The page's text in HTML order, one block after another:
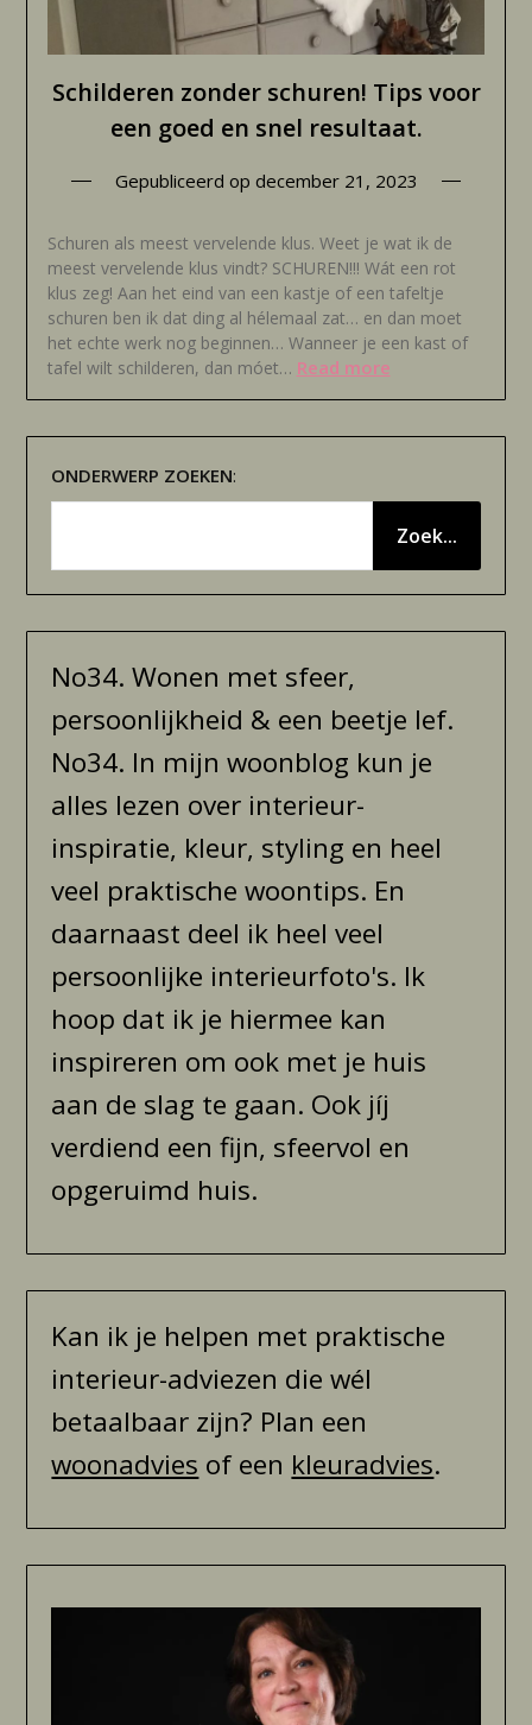
Schilderen zonder schuren! Tips voor
een goed en snel resultaat.
Gepubliceerd op december 21, 2023
Schuren als meest vervelende klus. Weet je wat ik de
meest vervelende klus vindt? SCHUREN!!! Wát een rot
klus zeg! Aan het eind van een kastje of een tafeltje
schuren ben ik dat ding al hélemaal zat… en dan moet
het echte werk nog beginnen… Wanneer je een kast of
tafel wilt schilderen, dan móet… Read more
ONDERWERP ZOEKEN:
Zoek...
No34. Wonen met sfeer,
persoonlijkheid & een beetje lef.
No34. In mijn woonblog kun je
alles lezen over interieur-
inspiratie, kleur, styling en heel
veel praktische woontips. En
daarnaast deel ik heel veel
persoonlijke interieurfoto's. Ik
hoop dat ik je hiermee kan
inspireren om ook met je huis
aan de slag te gaan. Ook jíj
verdiend een fijn, sfeervol en
opgeruimd huis.
Kan ik je helpen met praktische
interieur-adviezen die wél
betaalbaar zijn? Plan een
woonadvies of een kleuradvies.